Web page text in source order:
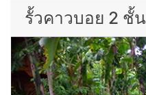
รั้วคาวบอย 2 ชั้น